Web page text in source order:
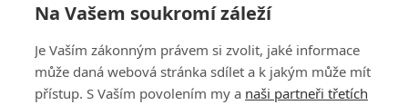
Na Vašem soukromí záleží
Je Vaším zákonným právem si zvolit, jaké informace
může daná webová stránka sdílet a k jakým může mít
přístup. S Vaším povolením my a naši partneři třetích